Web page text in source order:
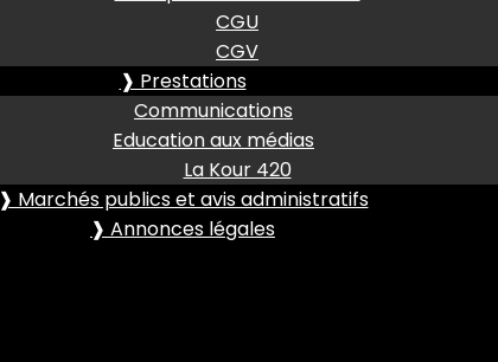
CGU
CGV
❱ Prestations
Communications
Education aux médias
La Kour 420
❱ Marchés publics et avis administratifs
❱ Annonces légales